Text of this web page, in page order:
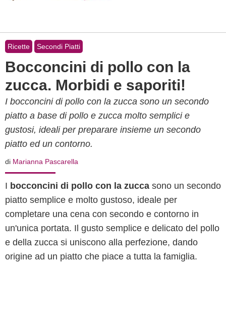
Ricette Secondi Piatti
Bocconcini di pollo con la
zucca. Morbidi e saporiti!
I bocconcini di pollo con la zucca sono un secondo
piatto a base di pollo e zucca molto semplici e
gustosi, ideali per preparare insieme un secondo
piatto ed un contorno.
di Marianna Pascarella
I bocconcini di pollo con la zucca sono un secondo
piatto semplice e molto gustoso, ideale per
completare una cena con secondo e contorno in
un'unica portata. Il gusto semplice e delicato del pollo
e della zucca si uniscono alla perfezione, dando
origine ad un piatto che piace a tutta la famiglia.